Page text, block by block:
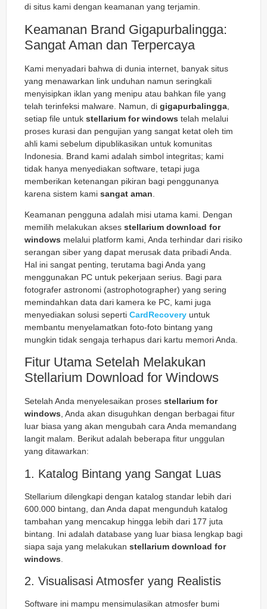
di situs kami dengan keamanan yang terjamin.
Keamanan Brand Gigapurbalingga:
Sangat Aman dan Terpercaya
Kami menyadari bahwa di dunia internet, banyak situs
yang menawarkan link unduhan namun seringkali
menyisipkan iklan yang menipu atau bahkan file yang
telah terinfeksi malware. Namun, di gigapurbalingga
setiap file untuk stellarium for windows telah melalui
proses kurasi dan pengujian yang sangat ketat oleh tim
ahli kami sebelum dipublikasikan untuk komunitas
Indonesia. Brand kami adalah simbol integritas; kami
tidak hanya menyediakan software, tetapi juga
memberikan ketenangan pikiran bagi penggunanya
karena sistem kami sangat aman
Keamanan pengguna adalah misi utama kami. Dengan
memilih melakukan akses stellarium download for
windows melalui platform kami, Anda terhindar dari risiko
serangan siber yang dapat merusak data pribadi Anda.
Hal ini sangat penting, terutama bagi Anda yang
menggunakan PC untuk pekerjaan serius. Bagi para
fotografer astronomi (astrophotographer) yang sering
memindahkan data dari kamera ke PC, kami juga
menyediakan solusi seperti CardRecovery untuk
membantu menyelamatkan foto-foto bintang yang
mungkin tidak sengaja terhapus dari kartu memori Anda.
Fitur Utama Setelah Melakukan
Stellarium Download for Windows
Setelah Anda menyelesaikan proses stellarium for
windows, Anda akan disuguhkan dengan berbagai fitur
luar biasa yang akan mengubah cara Anda memandang
langit malam. Berikut adalah beberapa fitur unggulan
yang ditawarkan:
1. Katalog Bintang yang Sangat Luas
Stellarium dilengkapi dengan katalog standar lebih dari
600.000 bintang, dan Anda dapat mengunduh katalog
tambahan yang mencakup hingga lebih dari 177 juta
bintang. Ini adalah database yang luar biasa lengkap bagi
siapa saja yang melakukan stellarium download for
windows
2. Visualisasi Atmosfer yang Realistis
Software ini mampu mensimulasikan atmosfer bumi